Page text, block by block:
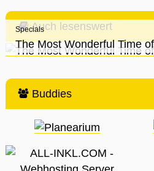
Auch lesenswert
Specials
The Most Wonderful Time
Buddies